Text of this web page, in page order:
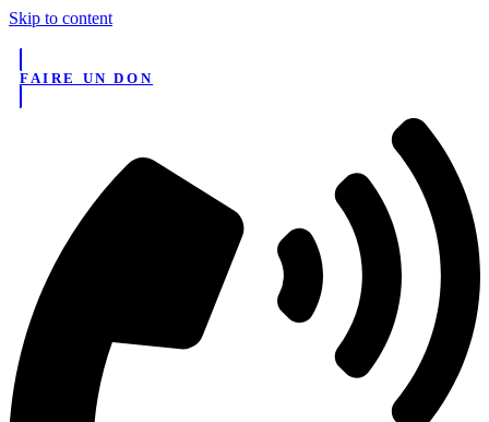
Skip to content
FAIRE UN DON